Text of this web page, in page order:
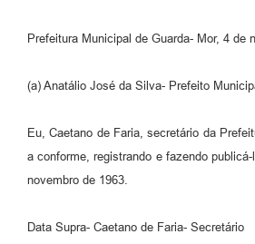
Prefeitura Municipal de Guarda- Mor, 4 de
(a) Anatálio José da Silva- Prefeito
Eu, Caetano de Faria, secretário da
a conforme, registrando e fazendo
novembro de 1963.
Data Supra- Caetano de Faria- Secretário